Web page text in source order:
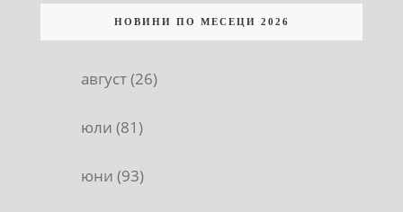
НОВИНИ ПО МЕСЕЦИ 2026
август (26)
юли (81)
юни (93)